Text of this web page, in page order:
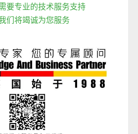
要专业的技术服务支持
们将竭诚为您服务